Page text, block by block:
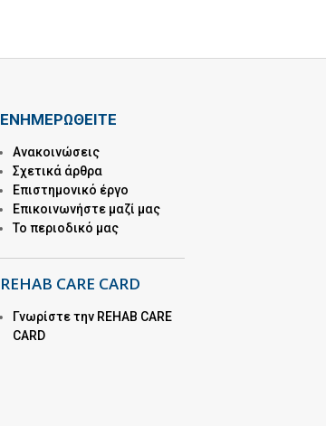
ΕΝΗΜΕΡΩΘΕΙΤΕ
Ανακοινώσεις
Σχετικά άρθρα
Επιστημονικό έργο
Επικοινωνήστε μαζί μας
Το περιοδικό μας
REHAB CARE CARD
Γνωρίστε την REHAB CARE
CARD